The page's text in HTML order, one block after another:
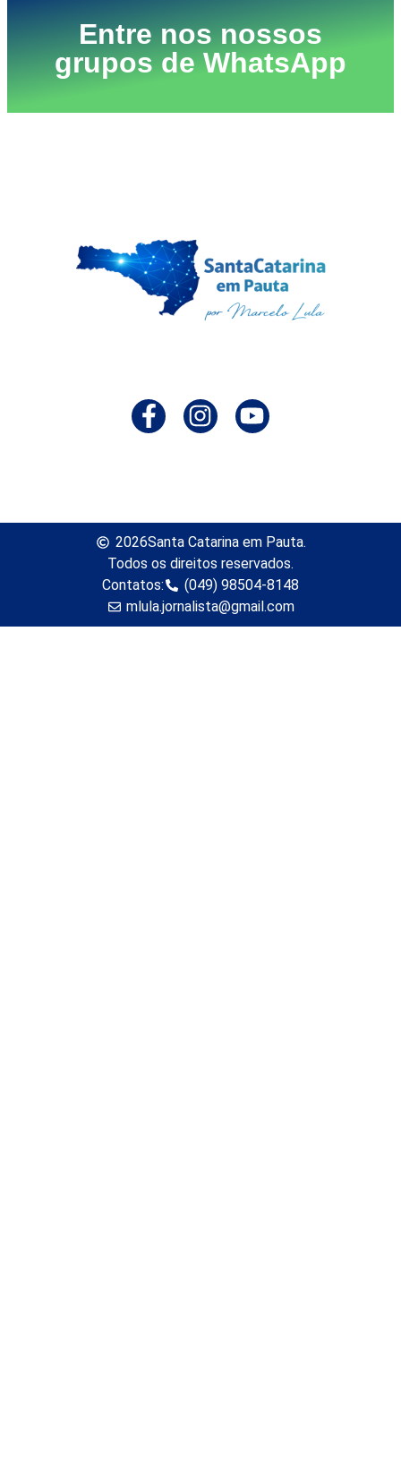
Entre nos nossos
grupos de WhatsApp
2026Santa Catarina em Pauta.
Todos os direitos reservados.
Contatos:
(049) 98504-8148
mlula.jornalista@gmail.com